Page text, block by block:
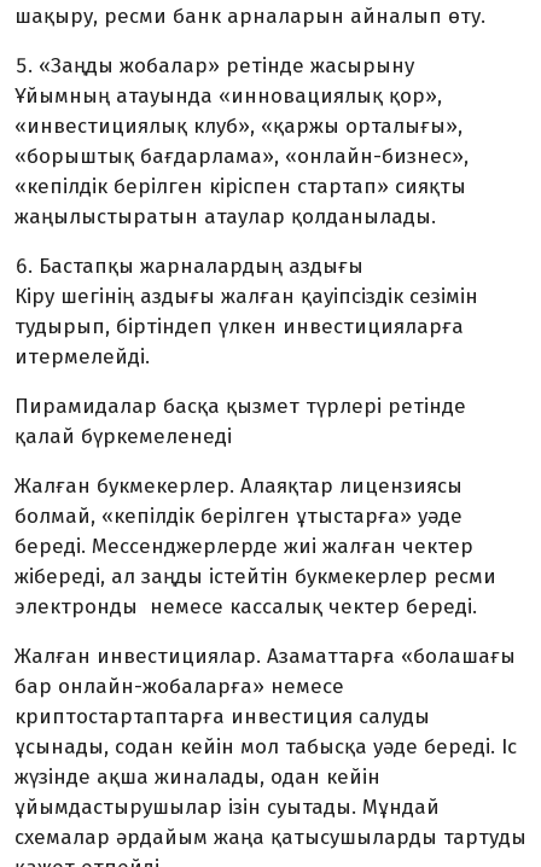
шақыру, ресми банк арналарын айналып өту.
«Заңды жобалар» ретінде жасырыну
Ұйымның атауында «инновациялық қор»,
«инвестициялық клуб», «қаржы орталығы»,
«борыштық бағдарлама», «онлайн-бизнес»,
«кепілдік берілген кіріспен стартап» сияқты
жаңылыстыратын атаулар қолданылады.
Бастапқы жарналардың аздығы
Кіру шегінің аздығы жалған қауіпсіздік сезімін
тудырып, біртіндеп үлкен инвестицияларға
итермелейді.
Пирамидалар басқа қызмет түрлері ретінде
қалай бүркемеленеді
Жалған букмекерлер. Алаяқтар лицензиясы
болмай, «кепілдік берілген ұтыстарға» уәде
береді. Мессенджерлерде жиі жалған чектер
жібереді, ал заңды істейтін букмекерлер ресми
электронды немесе кассалық чектер береді.
Жалған инвестициялар. Азаматтарға «болашағы
бар онлайн-жобаларға» немесе
криптостартаптарға инвестиция салуды
ұсынады, содан кейін мол табысқа уәде береді. Іс
жүзінде ақша жиналады, одан кейін
ұйымдастырушылар ізін суытады. Мұндай
схемалар әрдайым жаңа қатысушыларды тартуды